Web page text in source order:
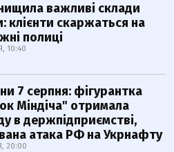
важливі склади
клієнти скаржаться на
полиці
10:40
7 серпня: фігурантка
Міндіча" отримала
в держпідприємстві,
атака РФ на Укрнафту
20:00